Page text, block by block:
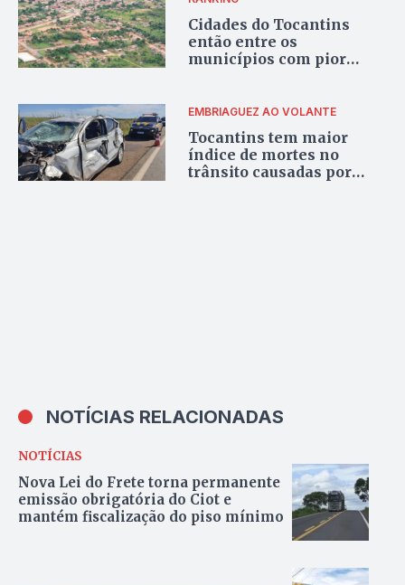
Cidades do Tocantins
então entre os
municípios com pior
EMBRIAGUEZ AO VOLANTE
Tocantins tem maior
índice de mortes no
trânsito causadas por
NOTÍCIAS RELACIONADAS
NOTÍCIAS
Nova Lei do Frete torna permanente
emissão obrigatória do Ciot e
mantém fiscalização do piso mínimo